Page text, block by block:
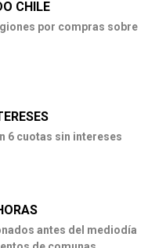
CHILE
por compras sobre
6 cuotas sin intereses
antes del mediodía